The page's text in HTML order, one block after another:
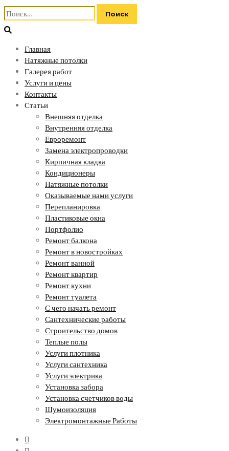
Найти:
Главная
Натяжные потолки
Галерея работ
Услуги и цены
Контакты
Статьи
Внешняя отделка
Внутренняя отделка
Евроремонт
Замена электропроводки
Кирпичная кладка
Кондиционеры
Натяжные потолки
Оказываемые нами услуги
Перепланировка
Пластиковые окна
Портфолио
Ремонт балкона
Ремонт в новостройках
Ремонт ванной
Ремонт квартир
Ремонт кухни
Ремонт туалета
С чего начать ремонт
Сантехнические работы
Строительство домов
Теплые полы
Услуги плотника
Услуги сантехника
Услуги электрика
Установка забора
Установка счетчиков воды
Шумоизоляция
Электромонтажные Работы